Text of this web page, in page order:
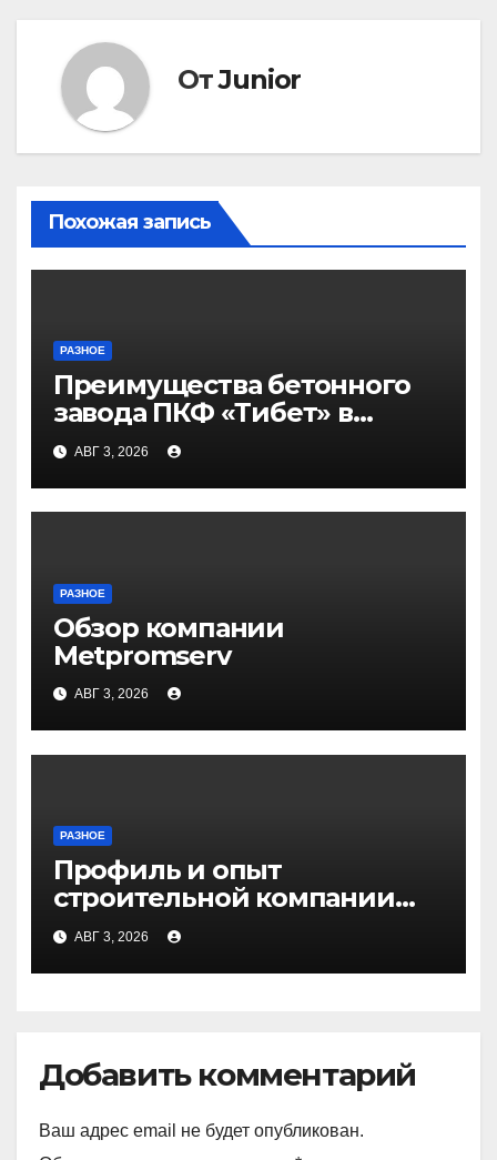
ОтJunior
Похожая запись
РАЗНОЕ
Преимущества бетонного
завода ПКФ «Тибет» в
Волгограде и Волжском
АВГ 3, 2026
РАЗНОЕ
Обзор компании
Metpromserv
АВГ 3, 2026
РАЗНОЕ
Профиль и опыт
строительной компании
Медичи
АВГ 3, 2026
Добавить комментарий
Ваш адрес email не будет опубликован.